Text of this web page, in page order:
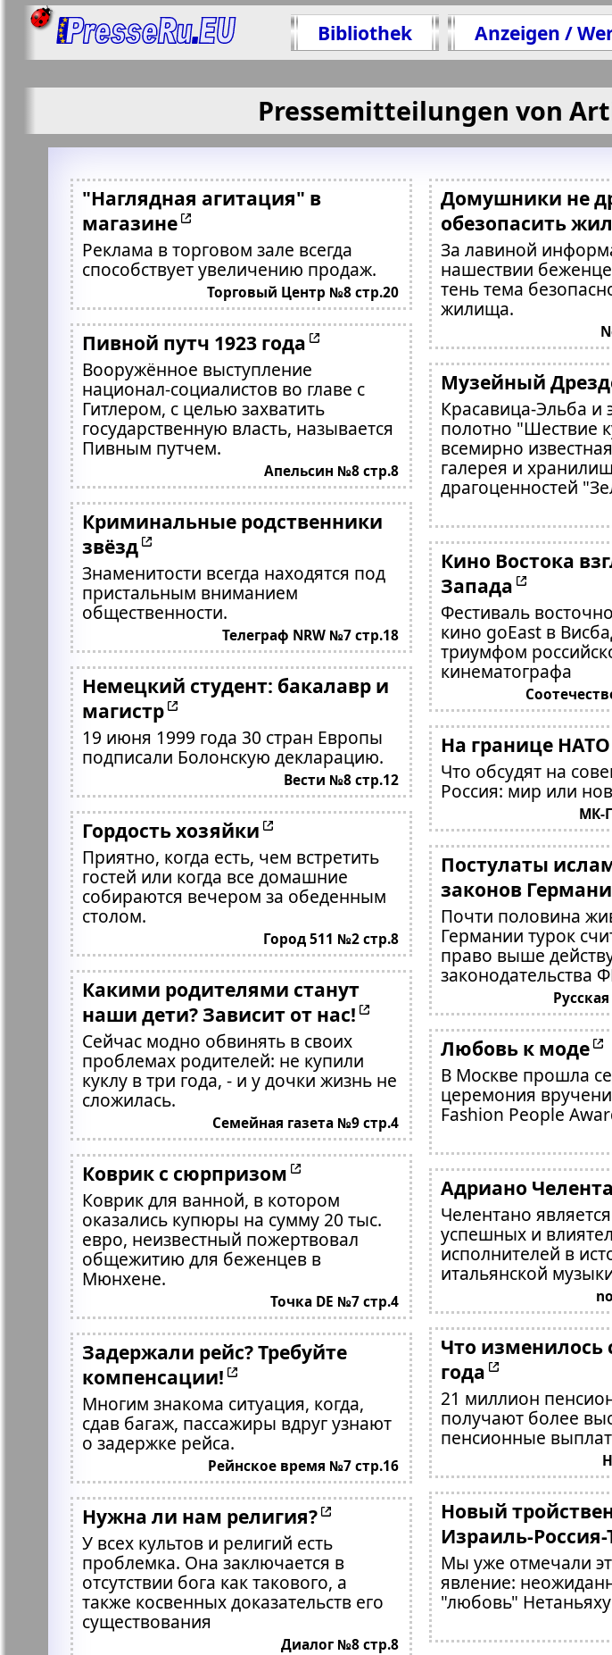
Bibliothek Anzeigen /
Pressemitteilungen von
"Наглядная агитация" в
магазине
Реклама в торговом зале всегда
способствует увеличению продаж.
Торговый Центр №8 стр.20
Пивной путч 1923 года
Вооружённое выступление
национал-социалистов во главе с
Гитлером, с целью захватить
государственную власть, называется
Пивным путчем.
Апельсин №8 стр.8
Криминальные родственники
звёзд
Знаменитости всегда находятся под
пристальным вниманием
общественности.
Телеграф NRW №7 стр.18
Немецкий студент: бакалавр и
магистр
19 июня 1999 года 30 стран Европы
подписали Болонскую декларацию.
Вести №8 стр.12
Гордость хозяйки
Приятно, когда есть, чем встретить
гостей или когда все домашние
собираются вечером за обеденным
столом.
Город 511 №2 стр.8
Какими родителями станут
наши дети? Зависит от нас!
Сейчас модно обвинять в своих
проблемах родителей: не купили
куклу в три года, - и у дочки жизнь не
сложилась.
Семейная газета №9 стр.4
Коврик с сюрпризом
Коврик для ванной, в котором
оказались купюры на сумму 20 тыс.
евро, неизвестный пожертвовал
общежитию для беженцев в
Мюнхене.
Точка DE №7 стр.4
Задержали рейс? Требуйте
компенсации!
Многим знакома ситуация, когда,
сдав багаж, пассажиры вдруг узнают
о задержке рейса.
Рейнское время №7 стр.16
Нужна ли нам религия?
У всех культов и религий есть
проблемка. Она заключается в
отсутствии бога как такового, а
также косвенных доказательств его
существования
Диалог №8 стр.8
Домушники не
обезопасить
За лавиной
нашествии
тень тема
жилища.
Музейный
Красавица-Эльба и
полотно "Шествие
всемирно
галерея и
драгоценностей
Кино Востока
Запада
Фестиваль
кино goEast в
триумфом
кинематографа
На границе
Что обсудят на
Россия: мир или
МК-
Постулаты
законов
Почти половина
Германии турок
право выше
законодательства
Любовь к моде
В Москве прошла
церемония
Fashion People
Адриано
Челентано
успешных и
исполнителей в
итальянской
Что изменилось
года
21 миллион
получают более
пенсионные
Новый
Израиль-Россия-
Мы уже отмечали
явление:
"любовь"